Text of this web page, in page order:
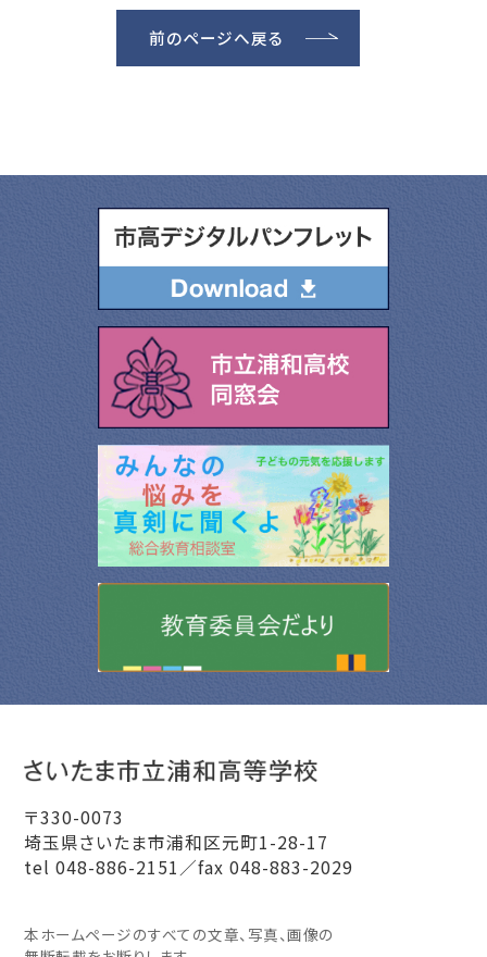
前のページへ戻る
〒330-0073
埼玉県さいたま市浦和区元町1-28-17
tel 048-886-2151／fax 048-883-2029
本ホームページのすべての文章、写真、画像の